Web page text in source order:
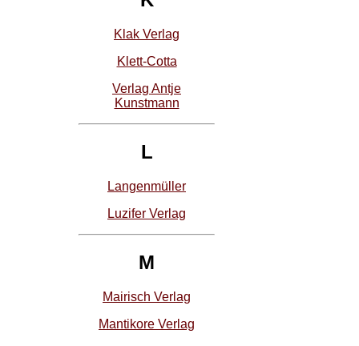
Klak Verlag
Klett-Cotta
Verlag Antje
Kunstmann
L
Langenmüller
Luzifer Verlag
M
Mairisch Verlag
Mantikore Verlag